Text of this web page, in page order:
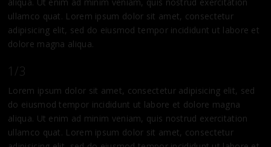
aliqua. Ut enim ad minim veniam, quis nostrud exercitation
ullamco quat. Lorem ipsum dolor sit amet, consectetur
adipisicing elit, sed do eiusmod tempor incididunt ut labore et
dolore magna aliqua.
1/3
Lorem ipsum dolor sit amet, consectetur adipisicing elit, sed
do eiusmod tempor incididunt ut labore et dolore magna
aliqua. Ut enim ad minim veniam, quis nostrud exercitation
ullamco quat. Lorem ipsum dolor sit amet, consectetur